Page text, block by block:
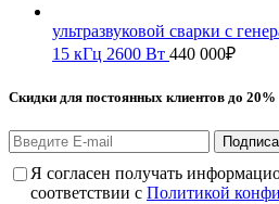
ультразвуковой сварки с
15 кГц 2600 Вт 440 000₽
Скидки для постоянных клиентов до 20%
Я согласен получать
соответствии с Политикой